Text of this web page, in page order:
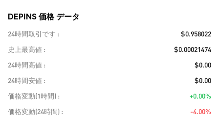
DEPINS 価格 データ
24時間取引です
$0.958022
史上最高値
$0.00021474
24時間高値
$0.00
24時間安値
$0.00
価格変動(1時間)
+0.00%
価格変動(24時間)
-4.00%